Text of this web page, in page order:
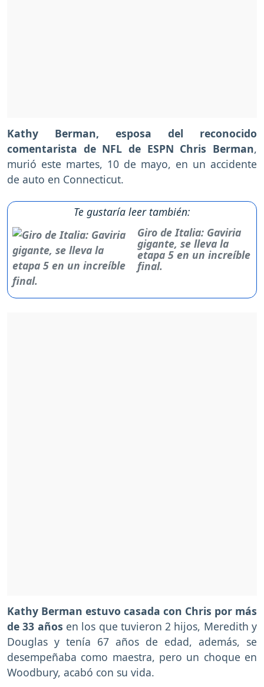
Kathy Berman, esposa del reconocido
comentarista de NFL de ESPN Chris Berman,
murió este martes, 10 de mayo, en un accidente
de auto en Connecticut.
Te gustaría leer también:
Giro de Italia: Gaviria
gigante, se lleva la
etapa 5 en un increíble
final.
Kathy Berman estuvo casada con Chris por más
de 33 años en los que tuvieron 2 hijos, Meredith y
Douglas y tenía 67 años de edad, además, se
desempeñaba como maestra, pero un choque en
Woodbury, acabó con su vida.